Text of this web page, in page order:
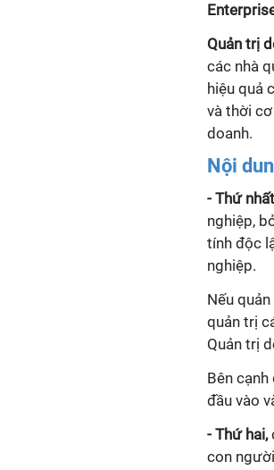
Quản trị
các nhà
hiệu quả
và thời
doanh.
Nội
- Thứ
nghiệp,
tính độc
nghiệp.
Nếu
quản trị
Quản trị
Bên
đầu vào
- Thứ hai,
con